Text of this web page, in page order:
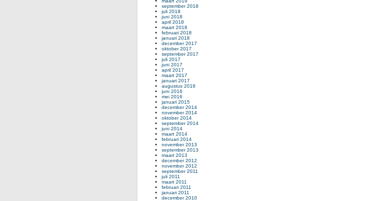
september 2018
juli 2018
juni 2018
april 2018
maart 2018
februari 2018
januari 2018
december 2017
oktober 2017
september 2017
juli 2017
juni 2017
april 2017
maart 2017
januari 2017
augustus 2016
juni 2016
mei 2016
januari 2015
december 2014
november 2014
oktober 2014
september 2014
juni 2014
maart 2014
februari 2014
november 2013
september 2013
maart 2013
december 2012
november 2012
september 2011
juli 2011
maart 2011
februari 2011
januari 2011
december 2010